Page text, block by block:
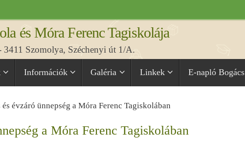
és Móra Ferenc Tagiskolája
Szomolya, Széchenyi út 1/A.
Információk Galéria Linkek E-napló Bogács
évzáró ünnepség a Móra Ferenc Tagiskolában
a Móra Ferenc Tagiskolában